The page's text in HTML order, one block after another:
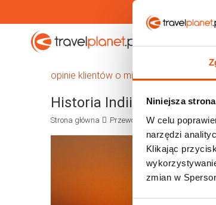
Niniejsza
W celu
narzędzi
Klikając
zmian w
Travelplanet.pl
opinie klientów o miejscowościach w
Historia Indii
Strona główna Przewodnik Azja i Rosja